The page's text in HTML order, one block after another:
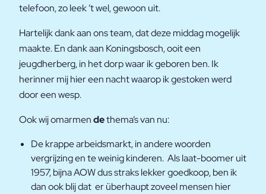
telefoon, zo leek ’t wel, gewoon uit.
Hartelijk dank aan ons team, dat deze middag mogelijk
maakte. En dank aan Koningsbosch, ooit een
jeugdherberg, in het dorp waar ik geboren ben. Ik
herinner mij hier een nacht waarop ik gestoken werd
door een wesp.
Ook wij omarmendethema’s van nu:
De krappe arbeidsmarkt, in andere woorden
vergrijzing en te weinig kinderen. Als laat-boomer uit
1957, bijna AOW dus straks lekker goedkoop, ben ik
dan ook blij dat er überhaupt zoveel mensen hier